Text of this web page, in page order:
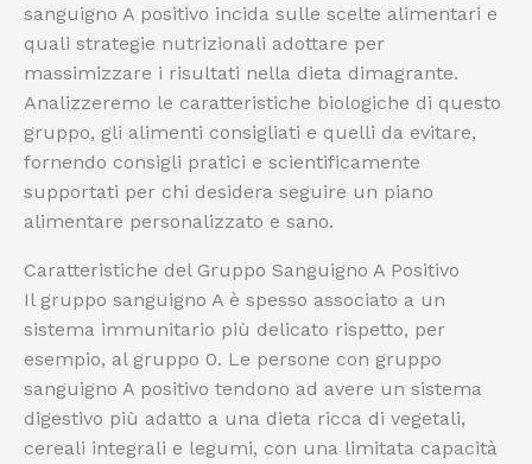
sanguigno A positivo incida sulle scelte alimentari e
quali strategie nutrizionali adottare per
massimizzare i risultati nella dieta dimagrante.
Analizzeremo le caratteristiche biologiche di questo
gruppo, gli alimenti consigliati e quelli da evitare,
fornendo consigli pratici e scientificamente
supportati per chi desidera seguire un piano
alimentare personalizzato e sano.
Caratteristiche del Gruppo Sanguigno A Positivo
Il gruppo sanguigno A è spesso associato a un
sistema immunitario più delicato rispetto, per
esempio, al gruppo 0. Le persone con gruppo
sanguigno A positivo tendono ad avere un sistema
digestivo più adatto a una dieta ricca di vegetali,
cereali integrali e legumi, con una limitata capacità